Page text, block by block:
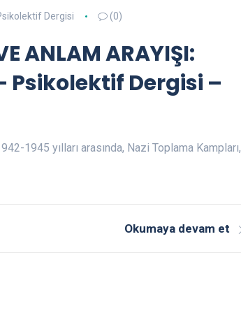
Dergisi (0)
ANLAM ARAYIŞI:
Psikolektif Dergisi –
1945 yılları arasında, Nazi Toplama Kampları,
Okumaya devam et